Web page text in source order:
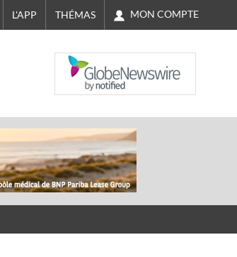
L'APP THÉMAS MON COMPTE
NASDAQ